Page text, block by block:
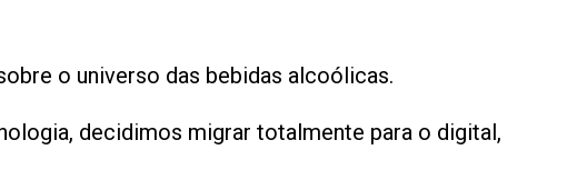
o universo das bebidas alcoólicas.
decidimos migrar totalmente para o digital,